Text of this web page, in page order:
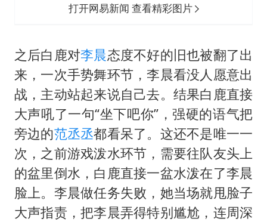
打开网易新闻 查看精彩图片
之后白鹿对李晨态度不好的旧也被翻了出
来，一次手势舞环节，李晨看没人愿意出
战，主动站起来说自己去。结果白鹿直接
大声吼了一句“坐下吧你”，强硬的语气把
旁边的范丞丞都看呆了。这还不是唯一一
次，之前游戏泼水环节，需要往队友头上
的盆里倒水，白鹿直接一盆水泼在了李晨
脸上。李晨做任务失败，她当场就甩脸子
大声指责，把李晨弄得特别尴尬，连周深